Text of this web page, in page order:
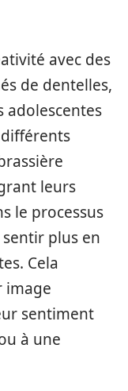
avec des
de dentelles,
adolescentes
leurs
le processus
plus en
Cela
image
sentiment
à une